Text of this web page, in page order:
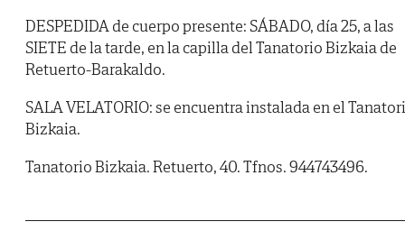
DESPEDIDA de cuerpo presente: SÁBADO, día 25, a las
SIETE de la tarde, en la capilla del Tanatorio Bizkaia de
Retuerto-Barakaldo.
SALA VELATORIO: se encuentra instalada en el
Bizkaia.
Tanatorio Bizkaia. Retuerto, 40. Tfnos. 944743496.